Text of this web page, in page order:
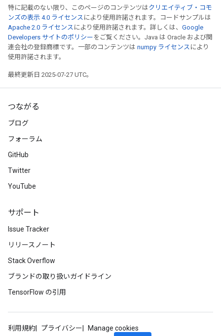
特に記載のない限り、このページのコンテンツはクリエイティブ・コモ
ンズの表示 4.0 ライセンス により使用許諾されます。コードサンプルは
Apache 2.0 ライセンス により使用許諾されます。詳しくは、 Google
Developers サイトのポリシー をご覧ください。Java は Oracle および関
連会社の登録商標です。一部のコンテンツは numpy ライセンス により
使用許諾されます。
最終更新日 2025-07-27 UTC。
つながる
ブログ
フォーラム
GitHub
Twitter
YouTube
サポート
Issue Tracker
リリースノート
Stack Overflow
ブランドの取り扱いガイドライン
TensorFlow の引用
利用規約 プライバシー
Manage cookies